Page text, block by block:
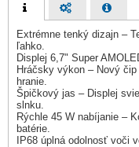
Extrémne tenký dizajn –
ľahko.
Displej 6,7" Super
Hráčsky výkon – Nový
hranie.
Špičkový jas – Displej
slnku.
Rýchle 45 W nabíjanie –
batérie.
IP68 úplná odolnosť voči